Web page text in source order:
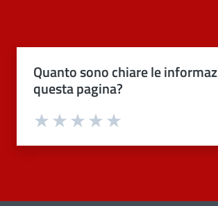
Quanto sono chiare le
questa pagina?
Valuta 4 stelle su 5
Valuta 3 stelle su 5
Valuta 2 stelle su 5
Valuta 1 stelle su 5